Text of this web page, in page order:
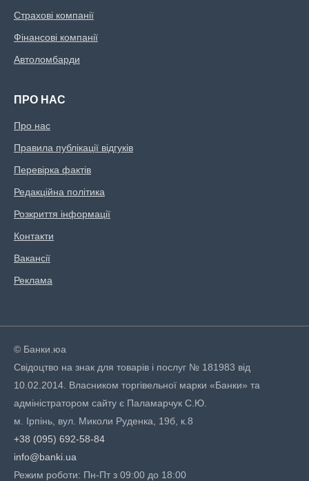
Страхові компанії
Фінансові компанії
Автоломбарди
ПРО НАС
Про нас
Правила публікації відгуків
Перевірка фактів
Редакційна політика
Розкриття інформації
Контакти
Вакансії
Реклама
© Банки.юа
Свідоцтво на знак для товарів і послуг № 181983 від
10.02.2014. Власником торгівельної марки «Банки» та
адміністратором сайту є Паламарчук С.Ю.
м. Ірпінь, вул. Миколи Руденка, 19б, к.8
+38 (095) 692-58-84
info@banki.ua
Режим роботи: Пн-Пт з 09:00 до 18:00